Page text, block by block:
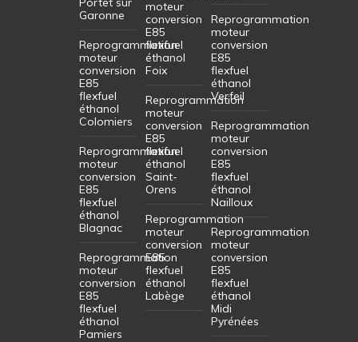
Garonne
Reprogrammation
moteur
conversion
E85
flexfuel
éthanol
Colomiers
Reprogrammation
moteur
conversion
E85
flexfuel
éthanol
Blagnac
Reprogrammation
moteur
conversion
E85
flexfuel
éthanol
Pamiers
moteur
conversion
E85
flexfuel
éthanol
Foix
Reprogrammation
moteur
conversion
E85
flexfuel
éthanol
Saint-
Orens
Reprogrammation
moteur
conversion
E85
flexfuel
éthanol
Labège
Reprogrammation
moteur
conversion
E85
flexfuel
éthanol
Verfeil
Reprogrammation
moteur
conversion
E85
flexfuel
éthanol
Nailloux
Reprogrammation
moteur
conversion
E85
flexfuel
éthanol
Midi
Pyrénées